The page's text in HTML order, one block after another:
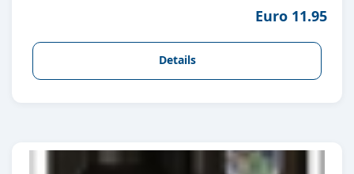
Euro 11.95
Details